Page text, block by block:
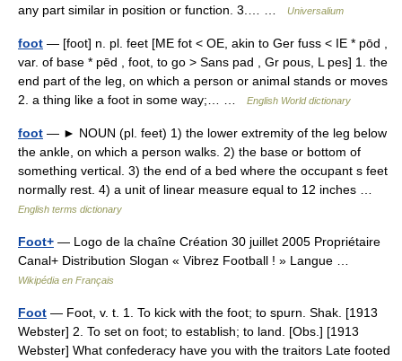
any part similar in position or function. 3.… …
Universalium
foot — [foot] n. pl. feet [ME fot < OE, akin to Ger fuss < IE * pōd ,
var. of base * pēd , foot, to go > Sans pad , Gr pous, L pes] 1. the
end part of the leg, on which a person or animal stands or moves
2. a thing like a foot in some way;… …
English World dictionary
foot — ► NOUN (pl. feet) 1) the lower extremity of the leg below
the ankle, on which a person walks. 2) the base or bottom of
something vertical. 3) the end of a bed where the occupant s feet
normally rest. 4) a unit of linear measure equal to 12 inches …
English terms dictionary
Foot+ — Logo de la chaîne Création 30 juillet 2005 Propriétaire
Canal+ Distribution Slogan « Vibrez Football ! » Langue …
Wikipédia en Français
Foot — Foot, v. t. 1. To kick with the foot; to spurn. Shak. [1913
Webster] 2. To set on foot; to establish; to land. [Obs.] [1913
Webster] What confederacy have you with the traitors Late footed